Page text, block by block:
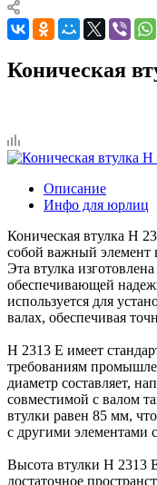
Коническая
Описание
Инфо для юрлиц
Коническая втулка H
собой важный элемент
Эта втулка
обеспечивающей
используется для
валах, обеспечивая
H 2313 E имеет
требованиям
диаметр составляет,
совместимой с валом
втулки равен 85 мм,
с другими элементами
Высота втулки H 2313
достаточное